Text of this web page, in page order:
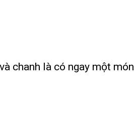
chanh là có ngay một món